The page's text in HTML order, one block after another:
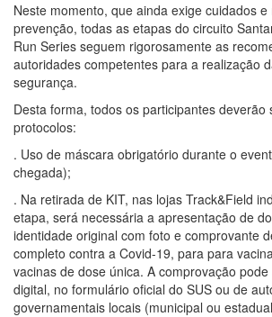
Neste momento, que ainda exige cuidados
prevenção, todas as etapas do circuito
Run Series seguem rigorosamente as
autoridades competentes para a realização
segurança.
Desta forma, todos os participantes deverão
protocolos:
. Uso de máscara obrigatório durante o
chegada);
. Na retirada de KIT, nas lojas Track&Field
etapa, será necessária a apresentação de
identidade original com foto e comprovante
completo contra a Covid-19, para para
vacinas de dose única. A comprovação
digital, no formulário oficial do SUS ou de
governamentais locais (municipal ou